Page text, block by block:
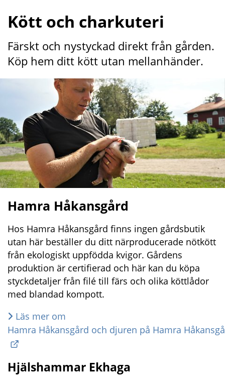
Kött och charkuteri
Färskt och nystyckad direkt från gården.
Köp hem ditt kött utan mellanhänder.
Hamra Håkansgård
Hos Hamra Håkansgård finns ingen gårdsbutik
utan här beställer du ditt närproducerade nötkött
från ekologiskt uppfödda kvigor. Gårdens
produktion är certifierad och här kan du köpa
styckdetaljer från filé till färs och olika köttlådor
med blandad kompott.
Läs mer om
Hamra Håkansgård och djuren på Hamra
Hjälshammar Ekhaga